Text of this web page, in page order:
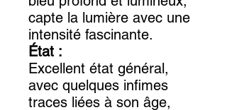
capte la lumière avec une
intensité fascinante.
État :
Excellent état général,
avec quelques infimes
traces liées à son âge,